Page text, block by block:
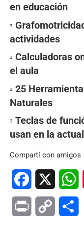
en educación
actividades
Calculadoras
el aula
25
Naturales
Teclas de
usan en la
Compartí con amigos
Facebook
Print Copy